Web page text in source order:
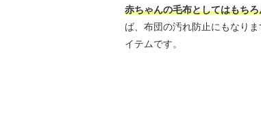
赤ちゃんの毛布としてはもち
ば、布団の汚れ防止にもなり
イテムです。